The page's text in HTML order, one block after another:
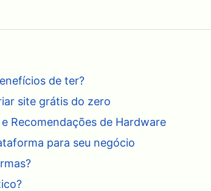
de ter?
site grátis do zero
Recomendações de Hardware
para seu negócio